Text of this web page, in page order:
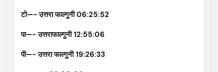
टो—- उत्तरा फाल्गुनी 06:25:52
पा—- उत्तराफाल्गुनी 12:55:06
पी—- उत्तरा फाल्गुनी 19:26:33